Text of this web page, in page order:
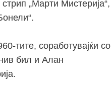
„Марти Мистерија“,
тите, соработувајќи со
бил и Алан